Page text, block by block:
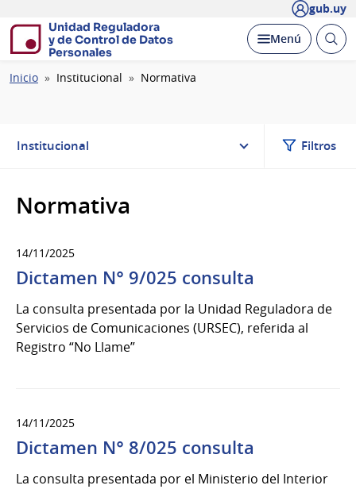
gub.uy
Unidad Reguladora
y de Control de Datos
Personales
Desplegar
Menú Abrir
Ruta
Inicio Institucional Normativa
Institucional Filtros
Normativa
14/11/2025
Dictamen N° 9/025 consulta
La consulta presentada por la Unidad Reguladora de
Servicios de Comunicaciones (URSEC), referida al
Registro “No Llame”
14/11/2025
Dictamen N° 8/025 consulta
La consulta presentada por el Ministerio del Interior